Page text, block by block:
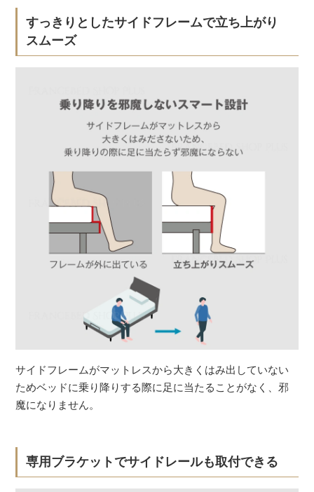
すっきりとしたサイドフレームで立ち上がり
スムーズ
サイドフレームがマットレスから大きくはみ出していない
ためベッドに乗り降りする際に足に当たることがなく、邪
魔になりません。
専用ブラケットでサイドレールも取付できる